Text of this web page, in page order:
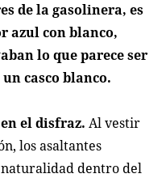
de la gasolinera, es
azul con blanco,
lo que parece ser
casco blanco.
en el disfraz.Al vestir
los asaltantes
dentro del